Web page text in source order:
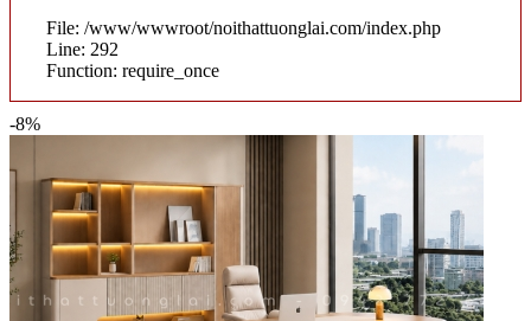
File: /www/wwwroot/noithattuonglai.com/index.php
Line: 292
Function: require_once
-8%